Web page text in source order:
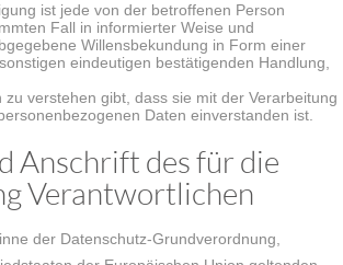
ist jede von der betroffenen Person
Fall in informierter Weise und
Willensbekundung in Form einer
eindeutigen bestätigenden Handlung,
verstehen gibt, dass sie mit der Verarbeitung
Daten einverstanden ist.
Anschrift des für die
Verantwortlichen
der Datenschutz-Grundverordnung,